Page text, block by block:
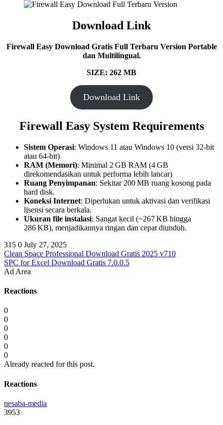
Download Link
Firewall Easy Download Gratis Full Terbaru Version Portable
dan Multilingual.
SIZE: 262 MB
Download Link
Firewall Easy System Requirements
Sistem Operasi: Windows 11 atau Windows 10 (versi 32-bit
atau 64-bit)
RAM (Memori): Minimal 2 GB RAM (4 GB
direkomendasikan untuk performa lebih lancar)
Ruang Penyimpanan: Sekitar 200 MB ruang kosong pada
hard disk.
Koneksi Internet: Diperlukan untuk aktivasi dan verifikasi
lisensi secara berkala.
Ukuran file instalasi: Sangat kecil (~267 KB hingga
286 KB), menjadikannya ringan dan cepat diunduh.
315 0 July 27, 2025
Clean Space Professional Download Gratis 2025 v710
SPC for Excel Download Gratis 7.0.0.5
Ad Area
Reactions
0
0
0
0
0
0
Already reacted for this post.
Reactions
nesaba-media
3953